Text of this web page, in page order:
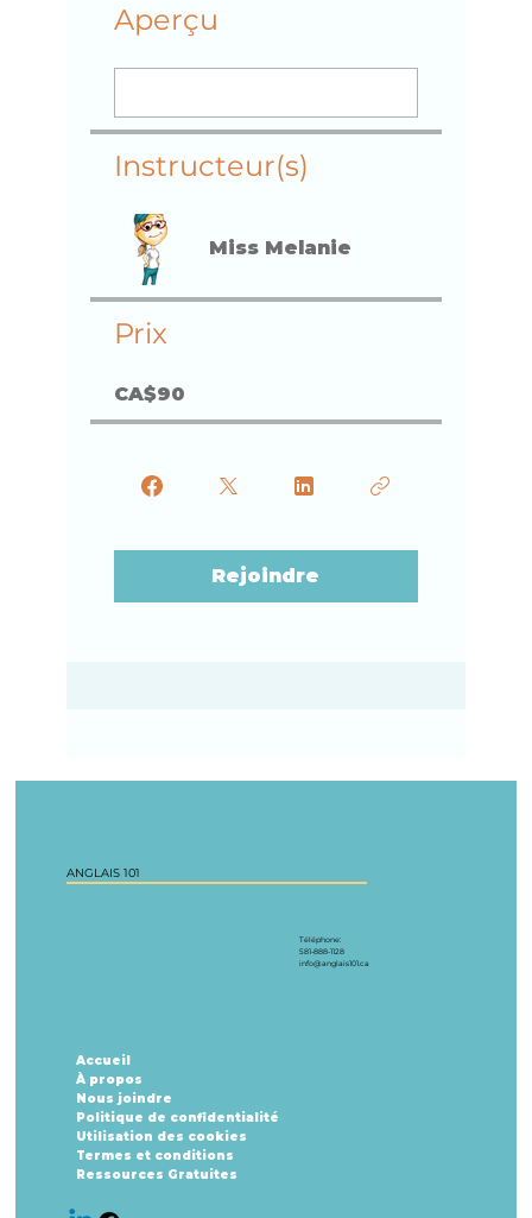
Aperçu
Instructeur(s)
Miss Melanie
Prix
CA$90
Rejoindre
ANGLAIS 101
Accueil
À propos
Nous joindre
Politique de confidentialité
Utilisation des cookies
Termes et conditions
Ressources Gratuites
Téléphone:
581-888-1128
info@anglais101.ca